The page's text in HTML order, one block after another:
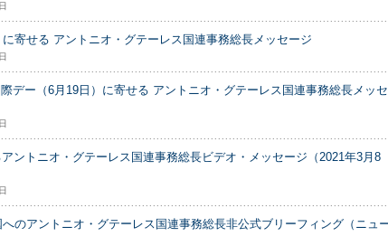
寄せる アントニオ・グテーレス国連事務総長メッセージ
デー（6月19日）に寄せる アントニオ・グテーレス国連事務総長メッ
ントニオ・グテーレス国連事務総長ビデオ・メッセージ（2021年3月8
のアントニオ・グテーレス国連事務総長非公式ブリーフィング（ニュ